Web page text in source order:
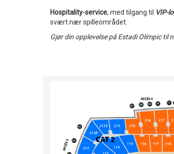
Hospitality-service, med tilgang til VIP-
svært nær spilleområdet.
Gjør din opplevelse på Estadi Olímpic til